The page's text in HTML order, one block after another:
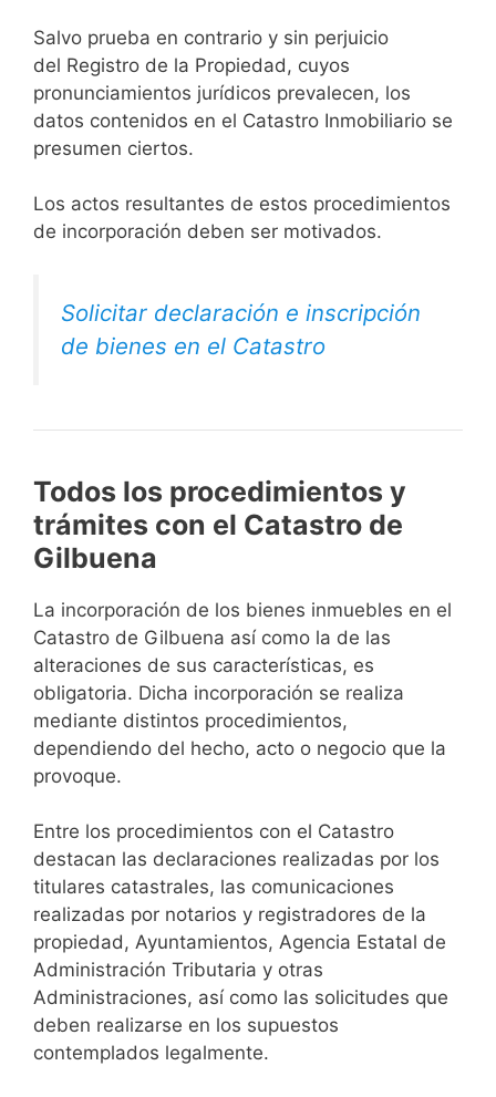
Salvo prueba en contrario y sin perjuicio
del Registro de la Propiedad, cuyos
pronunciamientos jurídicos prevalecen, los
datos contenidos en el Catastro Inmobiliario se
presumen ciertos.
Los actos resultantes de estos procedimientos
de incorporación deben ser motivados.
Solicitar declaración e inscripción
de bienes en el Catastro
Todos los procedimientos y
trámites con el Catastro de
Gilbuena
La incorporación de los bienes inmuebles en el
Catastro de Gilbuena así como la de las
alteraciones de sus características, es
obligatoria. Dicha incorporación se realiza
mediante distintos procedimientos,
dependiendo del hecho, acto o negocio que la
provoque.
Entre los procedimientos con el Catastro
destacan las declaraciones realizadas por los
titulares catastrales, las comunicaciones
realizadas por notarios y registradores de la
propiedad, Ayuntamientos, Agencia Estatal de
Administración Tributaria y otras
Administraciones, así como las solicitudes que
deben realizarse en los supuestos
contemplados legalmente.